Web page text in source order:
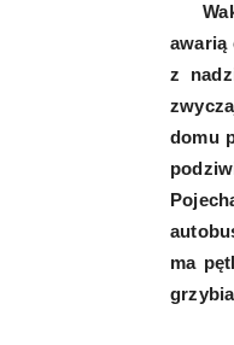
awarią
z
domu
ma